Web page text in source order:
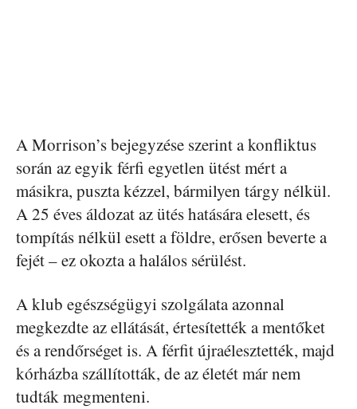
A Morrison’s bejegyzése szerint a konfliktus
során az egyik férfi egyetlen ütést mért a
másikra, puszta kézzel, bármilyen tárgy nélkül.
A 25 éves áldozat az ütés hatására elesett, és
tompítás nélkül esett a földre, erősen beverte a
fejét – ez okozta a halálos sérülést.
A klub egészségügyi szolgálata azonnal
megkezdte az ellátását, értesítették a mentőket
és a rendőrséget is. A férfit újraélesztették, majd
kórházba szállították, de az életét már nem
tudták megmenteni.